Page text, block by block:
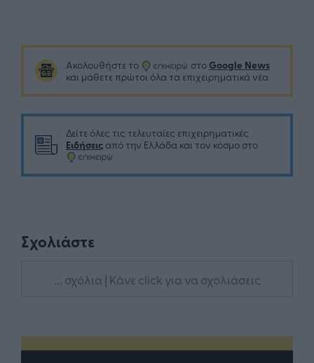
Ακολουθήστε το στο Google News
και μάθετε πρώτοι όλα τα επιχειρηματικά νέα
Δείτε όλες τις τελευταίες επιχειρηματικές
Ειδήσεις από την Ελλάδα και τον κόσμο στο
Σχολιάστε
... σχόλια | Κάνε click για να σχολιάσεις